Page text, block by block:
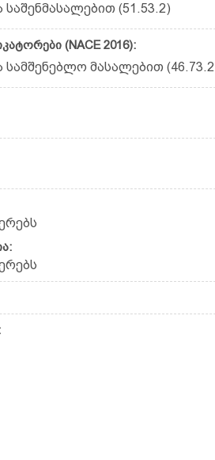
(51.53.2)
(NACE 2016):
სამშენებლო მასალებით